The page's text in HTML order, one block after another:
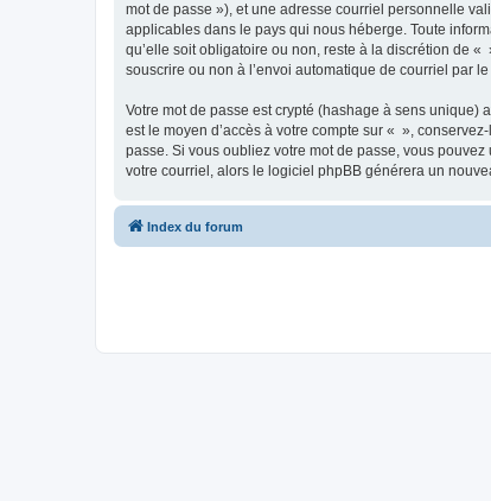
mot de passe »), et une adresse courriel personnelle
applicables dans le pays qui nous héberge. Toute
qu’elle soit obligatoire ou non, reste à la discrétion de
souscrire ou non à l’envoi automatique de courriel par
Votre mot de passe est crypté (hashage à sens unique)
est le moyen d’accès à votre compte sur « »,
passe. Si vous oubliez votre mot de passe, vous
votre courriel, alors le logiciel phpBB générera un
Index du forum